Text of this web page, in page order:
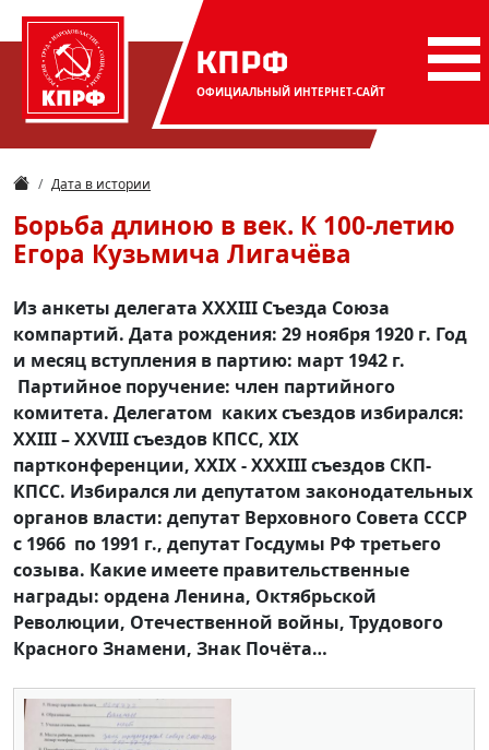
КПРФ
ОФИЦИАЛЬНЫЙ ИНТЕРНЕТ-САЙТ
Дата в истории
Борьба длиною в век. К 100-летию
Егора Кузьмича Лигачёва
Из анкеты делегата XXXIII Съезда Союза
компартий. Дата рождения: 29 ноября 1920 г. Год
и месяц вступления в партию: март 1942 г.
Партийное поручение: член партийного
комитета. Делегатом каких съездов избирался:
XXIII – XXVIII съездов КПСС, XIX
партконференции, XXIX - XXXIII съездов СКП-
КПСС. Избирался ли депутатом законодательных
органов власти: депутат Верховного Совета СССР
с 1966 по 1991 г., депутат Госдумы РФ третьего
созыва. Какие имеете правительственные
награды: ордена Ленина, Октябрьской
Революции, Отечественной войны, Трудового
Красного Знамени, Знак Почёта…